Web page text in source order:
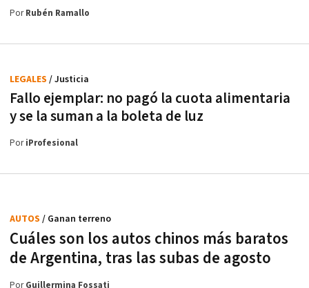
PorRubén Ramallo
Fallo ejemplar: no pagó la cuota alimentaria
y se la suman a la boleta de luz
LEGALES / Justicia
PoriProfesional
Cuáles son los autos chinos más baratos
de Argentina, tras las subas de agosto
AUTOS / Ganan terreno
PorGuillermina Fossati